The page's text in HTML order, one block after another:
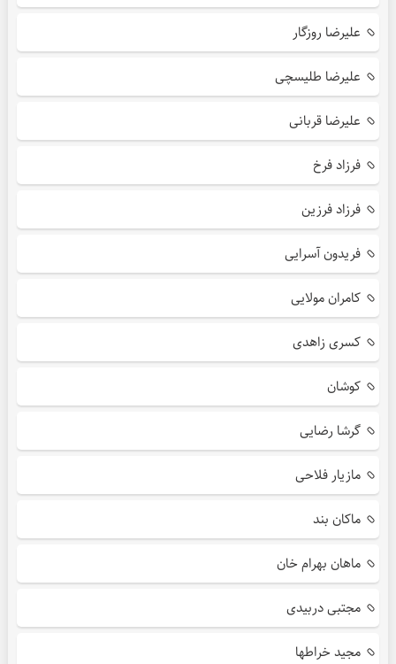
علیرضا روزگار
علیرضا طلیسچی
علیرضا قربانی
فرزاد فرخ
فرزاد فرزین
فریدون آسرایی
کامران مولایی
کسری زاهدی
کوشان
گرشا رضایی
مازیار فلاحی
ماکان بند
ماهان بهرام خان
مجتبی دربیدی
مجید خراطها